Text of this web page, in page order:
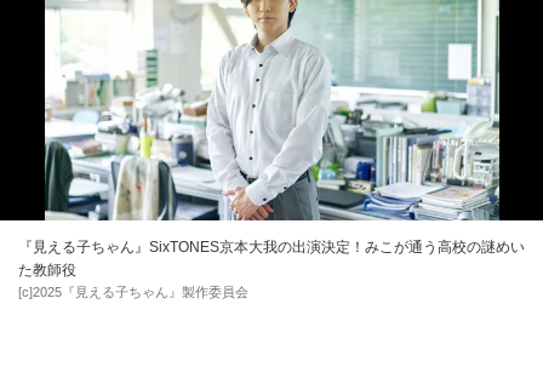
『見える子ちゃん』SixTONES京本大我の出演決定！みこが通う高校の謎めい
た教師役
[c]2025『見える子ちゃん』製作委員会